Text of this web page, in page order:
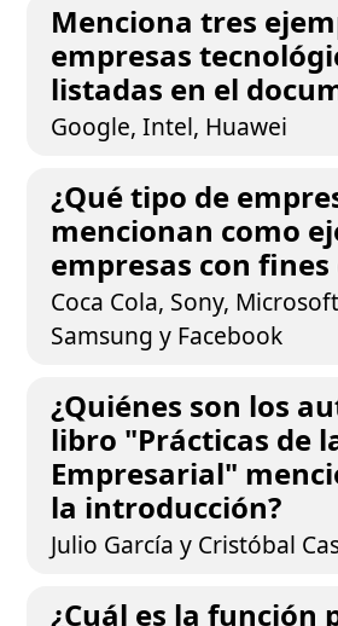
Menciona tres
empresas
listadas en el
Google, Intel, Huawei
¿Qué tipo de
mencionan como
empresas con fines
Coca Cola, Sony,
Samsung y Facebook
¿Quiénes son los
libro "Prácticas de
Empresarial"
la introducción?
Julio García y Cristóbal
¿Cuál es la función